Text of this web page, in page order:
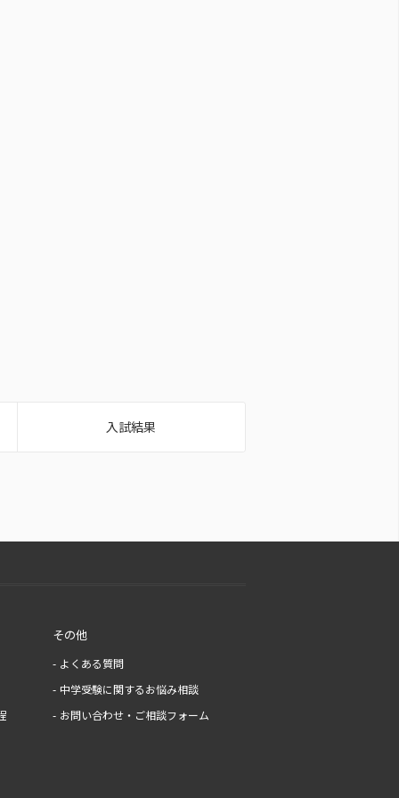
入試結果
その他
よくある質問
中学受験に関するお悩み相談
お問い合わせ・ご相談フォーム